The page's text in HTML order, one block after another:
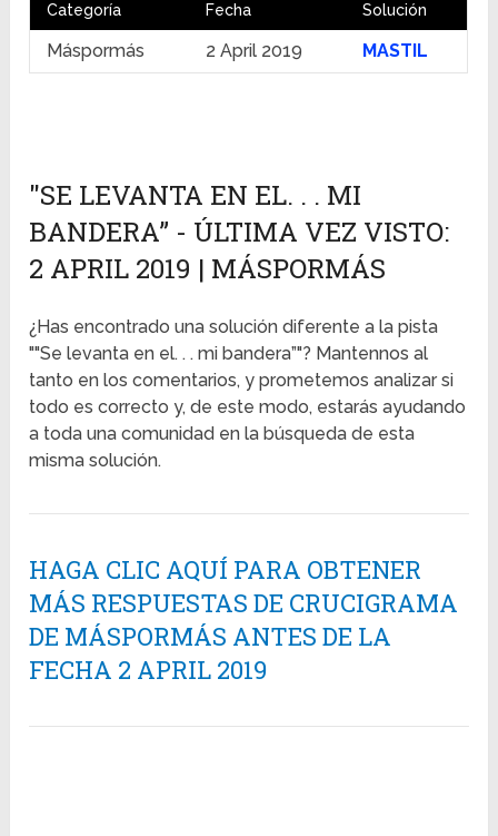
Categoría Fecha Solución
Máspormás 2 April 2019 MASTIL
"SE LEVANTA EN EL. . . MI
BANDERA” - ÚLTIMA VEZ VISTO:
2 APRIL 2019 | MÁSPORMÁS
¿Has encontrado una solución diferente a la pista
""Se levanta en el. . . mi bandera”"? Mantennos al
tanto en los comentarios, y prometemos analizar si
todo es correcto y, de este modo, estarás ayudando
a toda una comunidad en la búsqueda de esta
misma solución.
HAGA CLIC AQUÍ PARA OBTENER
MÁS RESPUESTAS DE CRUCIGRAMA
DE MÁSPORMÁS ANTES DE LA
FECHA 2 APRIL 2019